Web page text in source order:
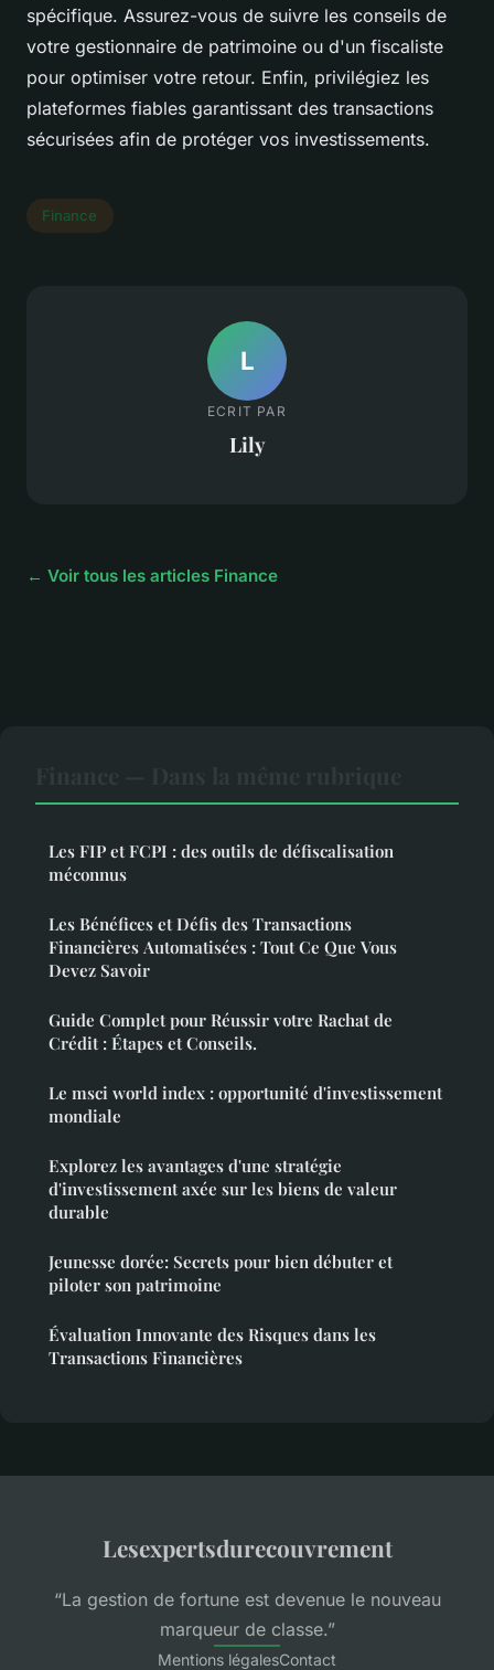
spécifique. Assurez-vous de suivre les conseils de
votre gestionnaire de patrimoine ou d'un fiscaliste
pour optimiser votre retour. Enfin, privilégiez les
plateformes fiables garantissant des transactions
sécurisées afin de protéger vos investissements.
Finance
L
ECRIT PAR
Lily
← Voir tous les articles Finance
Les FIP et FCPI : des outils de défiscalisation
méconnus
Les Bénéfices et Défis des Transactions
Financières Automatisées : Tout Ce Que Vous
Devez Savoir
Guide Complet pour Réussir votre Rachat de
Crédit : Étapes et Conseils.
Le msci world index : opportunité d'investissement
mondiale
Explorez les avantages d'une stratégie
d'investissement axée sur les biens de valeur
durable
Jeunesse dorée: Secrets pour bien débuter et
piloter son patrimoine
Évaluation Innovante des Risques dans les
Transactions Financières
Lesexpertsdurecouvrement
“La gestion de fortune est devenue le nouveau
marqueur de classe.”
Mentions légalesContact